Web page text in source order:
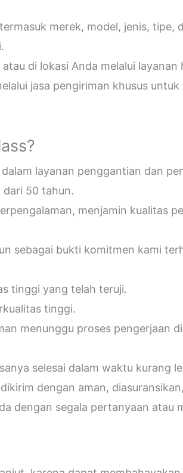
merek, model, jenis, tipe,
di lokasi Anda melalui layanan
jasa pengiriman khusus
layanan penggantian dan
dari 50 tahun.
menjamin kualitas
sebagai bukti komitmen kami
tinggi yang telah teruji.
tinggi.
menunggu proses pengerjaan
selesai dalam waktu kurang
dengan aman,
dengan segala pertanyaan atau